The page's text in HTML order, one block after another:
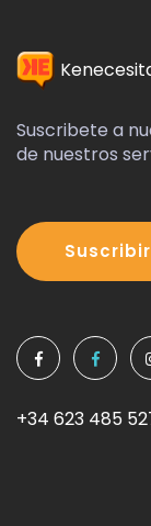
Suscribete a
de nuestros
Suscribir
+34 623 485